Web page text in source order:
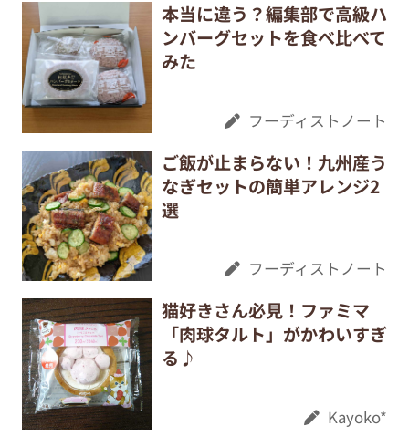
本当に違う？編集部で高級ハ
ンバーグセットを食べ比べて
みた
フーディストノート
ご飯が止まらない！九州産う
なぎセットの簡単アレンジ2
選
フーディストノート
猫好きさん必見！ファミマ
「肉球タルト」がかわいすぎ
る♪
Kayoko*